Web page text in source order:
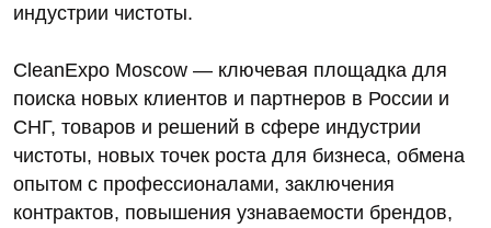
индустрии чистоты.
CleanExpo Moscow — ключевая площадка для
поиска новых клиентов и партнеров в России и
СНГ, товаров и решений в сфере индустрии
чистоты, новых точек роста для бизнеса, обмена
опытом с профессионалами, заключения
контрактов, повышения узнаваемости брендов,